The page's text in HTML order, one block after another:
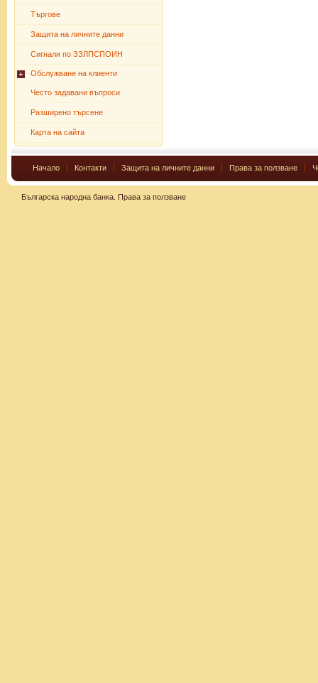
Търгове
Защита на личните данни
Сигнали по ЗЗЛПСПОИН
Обслужване на клиенти
Често задавани въпроси
Разширено търсене
Карта на сайта
Начало Контакти Защита на личните данни Права за ползване
Българска народна банка. Права за ползване